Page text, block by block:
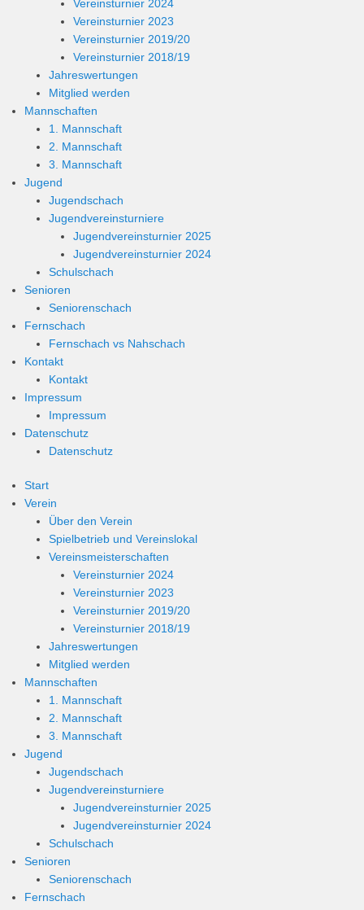
Vereinsturnier 2024
Vereinsturnier 2023
Vereinsturnier 2019/20
Vereinsturnier 2018/19
Jahreswertungen
Mitglied werden
Mannschaften
1. Mannschaft
2. Mannschaft
3. Mannschaft
Jugend
Jugendschach
Jugendvereinsturniere
Jugendvereinsturnier 2025
Jugendvereinsturnier 2024
Schulschach
Senioren
Seniorenschach
Fernschach
Fernschach vs Nahschach
Kontakt
Kontakt
Impressum
Impressum
Datenschutz
Datenschutz
Start
Verein
Über den Verein
Spielbetrieb und Vereinslokal
Vereinsmeisterschaften
Vereinsturnier 2024
Vereinsturnier 2023
Vereinsturnier 2019/20
Vereinsturnier 2018/19
Jahreswertungen
Mitglied werden
Mannschaften
1. Mannschaft
2. Mannschaft
3. Mannschaft
Jugend
Jugendschach
Jugendvereinsturniere
Jugendvereinsturnier 2025
Jugendvereinsturnier 2024
Schulschach
Senioren
Seniorenschach
Fernschach